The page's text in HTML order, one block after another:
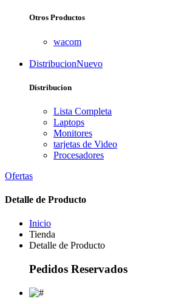
Otros Productos
wacom
DistribucionNuevo
Distribucion
Lista Completa
Laptops
Monitores
tarjetas de Video
Procesadores
Ofertas
Detalle de Producto
Inicio
Tienda
Detalle de Producto
Pedidos Reservados